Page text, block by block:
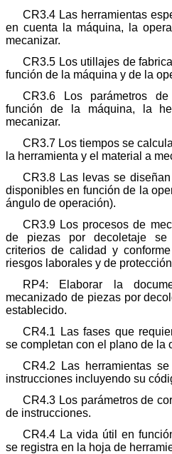
CR3.4 Las herramientas
en cuenta la máquina, la
mecanizar.
CR3.5 Los utillajes de
función de la máquina y de la
CR3.6 Los parámetros
función de la máquina, la
mecanizar.
CR3.7 Los tiempos se
la herramienta y el material a
CR3.8 Las levas se
disponibles en función de la
ángulo de operación).
CR3.9 Los procesos de
de piezas por decoletaje se
criterios de calidad y
riesgos laborales y de
RP4: Elaborar la
mecanizado de piezas por
establecido.
CR4.1 Las fases que
se completan con el plano de la
CR4.2 Las herramientas
instrucciones incluyendo su
CR4.3 Los parámetros de
de instrucciones.
CR4.4 La vida útil en
se registra en la hoja de